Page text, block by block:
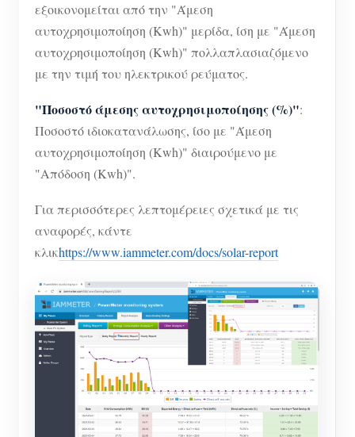
εξοικονομείται από την "Άμεση
αυτοχρησιμοποίηση (Kwh)" μερίδα, ίση με "Άμεση
αυτοχρησιμοποίηση (Kwh)" πολλαπλασιαζόμενο
με την τιμή του ηλεκτρικού ρεύματος.
"Ποσοστό άμεσης αυτοχρησιμοποίησης (%)":
Ποσοστό ιδιοκατανάλωσης, ίσο με "Άμεση
αυτοχρησιμοποίηση (Kwh)" διαιρούμενο με
"Απόδοση (Kwh)".
Για περισσότερες λεπτομέρειες σχετικά με τις
αναφορές, κάντε
κλικhttps://www.iammeter.com/docs/solar-report